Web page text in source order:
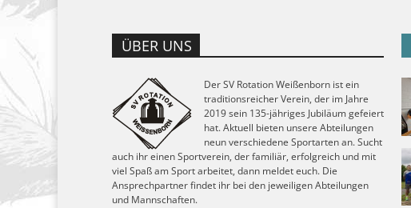
ÜBER UNS
Der SV Rotation Weißenborn ist ein
traditionsreicher Verein, der im Jahre
2019 sein 135-jähriges Jubiläum gefeiert
hat. Aktuell bieten unsere Abteilungen
neun verschiedene Sportarten an. Sucht
auch ihr einen Sportverein, der familiär, erfolgreich und mit
viel Spaß am Sport arbeitet, dann meldet euch. Die
Ansprechpartner findet ihr bei den jeweiligen Abteilungen
und Mannschaften.